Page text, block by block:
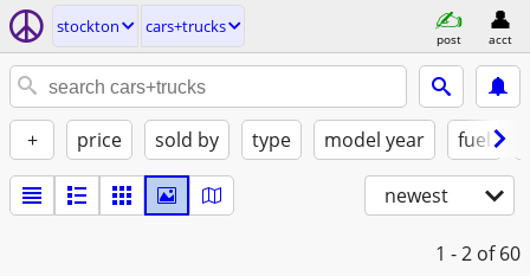
stockton cars+trucks
post acct
+ price sold by type model year fuel
newest
1 - 2 of 60